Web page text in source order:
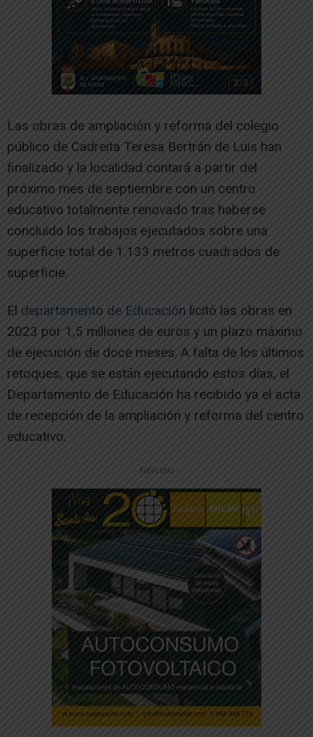
Las obras de ampliación y reforma del colegio
público de Cadreita Teresa Bertrán de Luis han
finalizado y la localidad contará a partir del
próximo mes de septiembre con un centro
educativo totalmente renovado tras haberse
concluido los trabajos ejecutados sobre una
superficie total de 1.133 metros cuadrados de
superficie.
El departamento de Educación licitó las obras en
2023 por 1,5 millones de euros y un plazo máximo
de ejecución de doce meses. A falta de los últimos
retoques, que se están ejecutando estos días, el
Departamento de Educación ha recibido ya el acta
de recepción de la ampliación y reforma del centro
educativo.
-- Publicidad --